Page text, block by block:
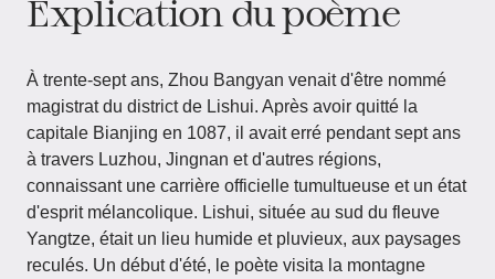
Explication du poème
À trente-sept ans, Zhou Bangyan venait d'être nommé
magistrat du district de Lishui. Après avoir quitté la
capitale Bianjing en 1087, il avait erré pendant sept ans
à travers Luzhou, Jingnan et d'autres régions,
connaissant une carrière officielle tumultueuse et un état
d'esprit mélancolique. Lishui, située au sud du fleuve
Yangtze, était un lieu humide et pluvieux, aux paysages
reculés. Un début d'été, le poète visita la montagne